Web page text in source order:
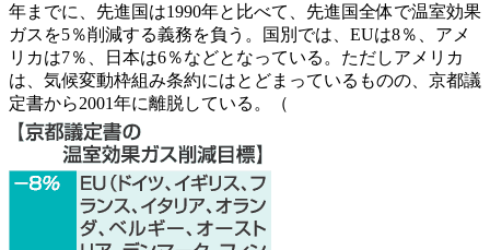
年までに、先進国は1990年と比べて、先進国全体で温室効果
ガスを5％削減する義務を負う。国別では、EUは8％、アメ
リカは7％、日本は6％などとなっている。ただしアメリカ
は、気候変動枠組み条約にはとどまっているものの、京都議
定書から2001年に離脱している。（